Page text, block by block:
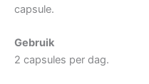
capsule.
Gebruik
2 capsules per dag.